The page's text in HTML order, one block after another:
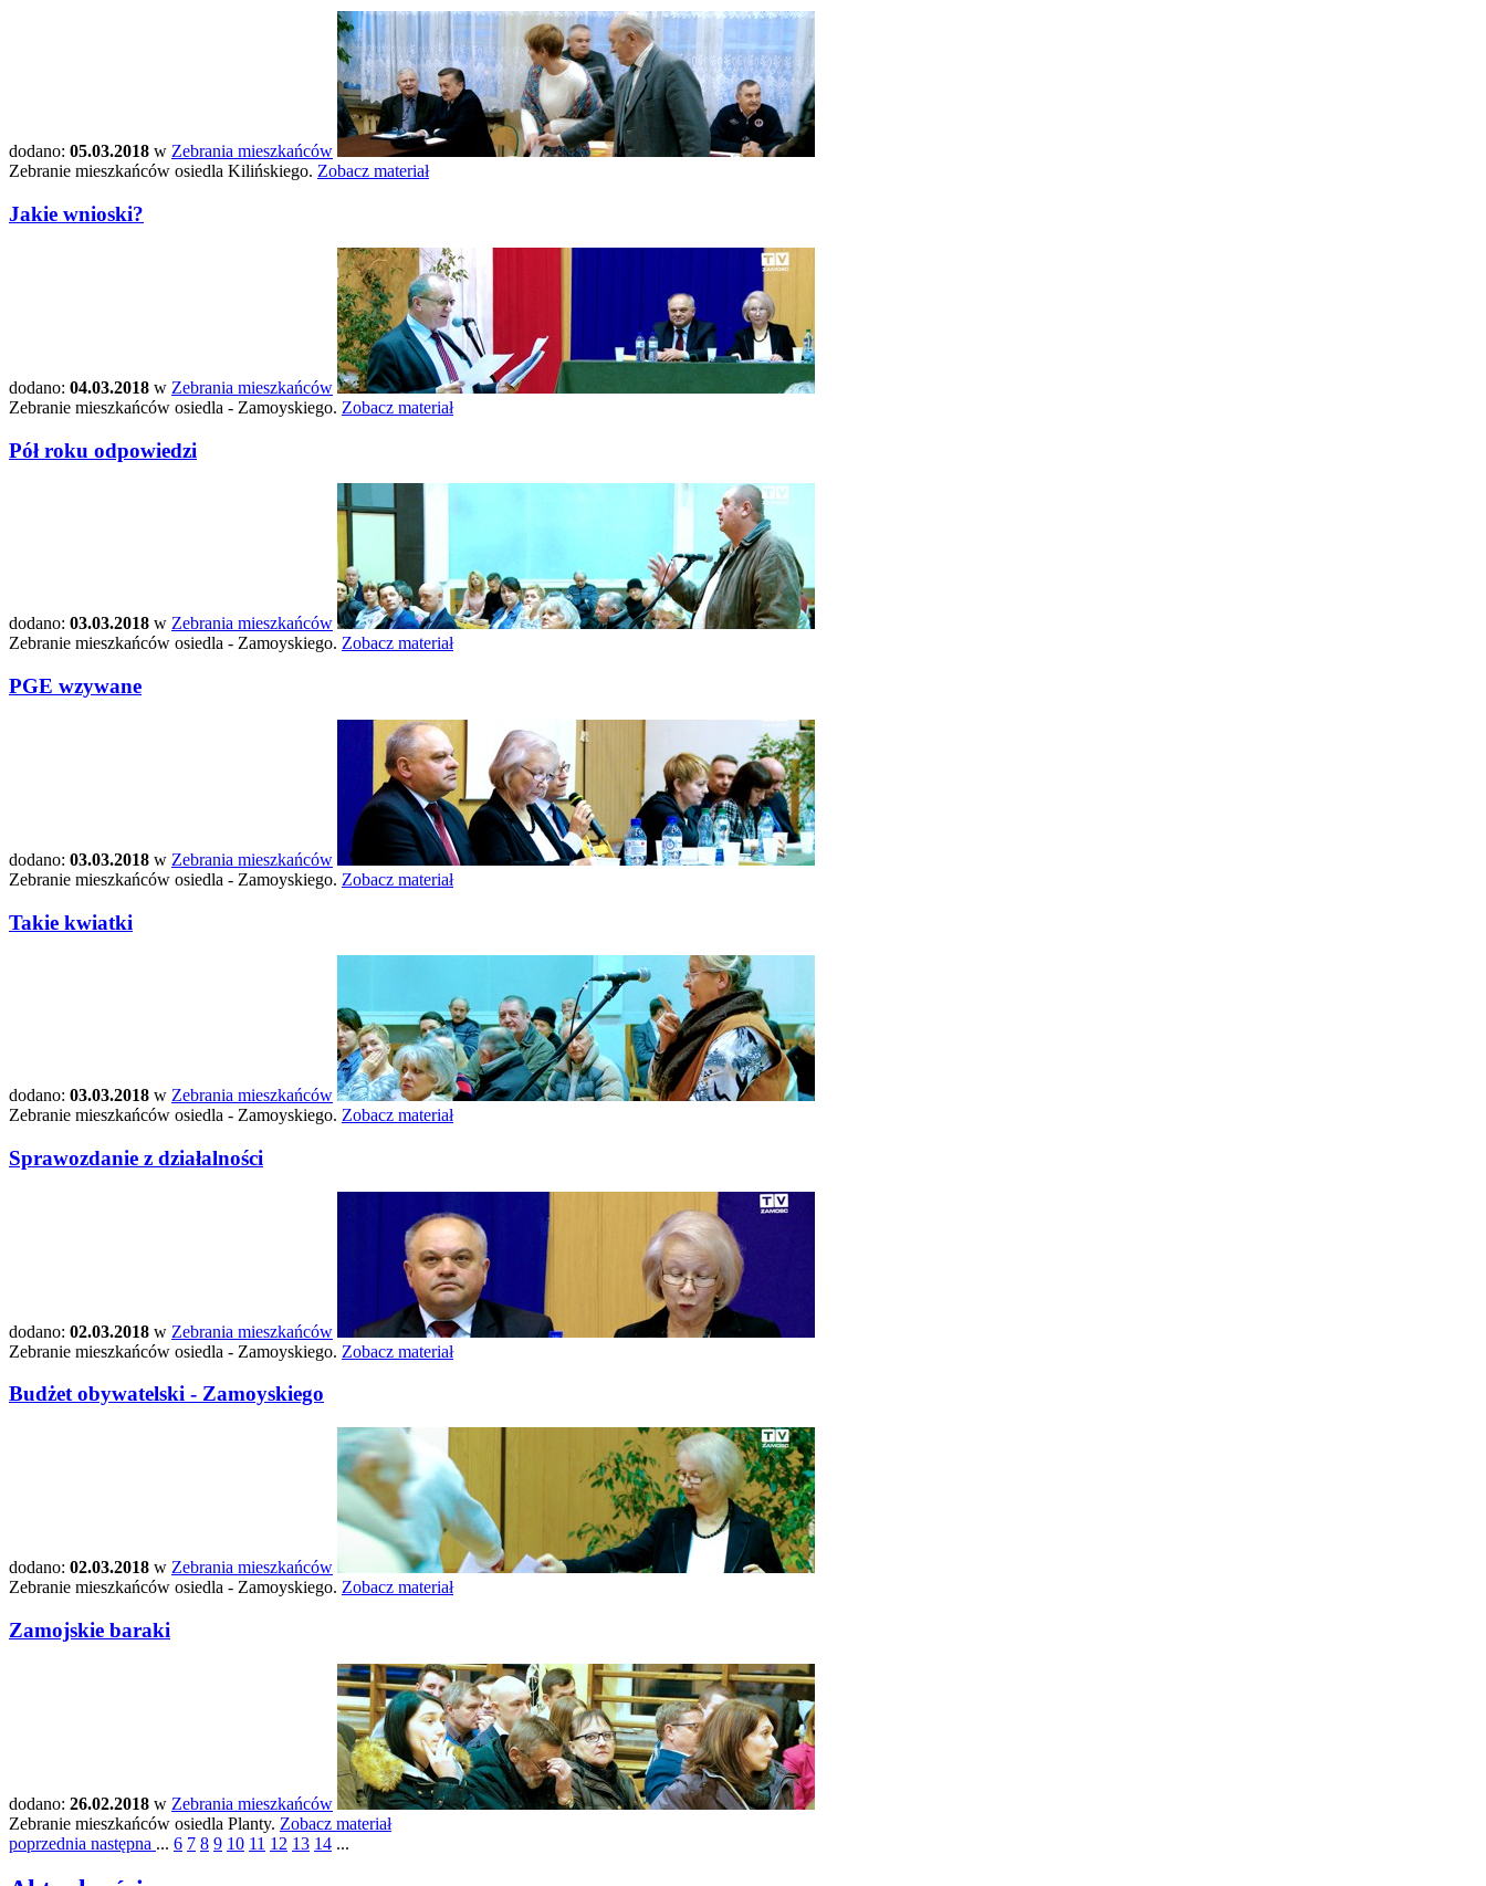
dodano: 05.03.2018 w Zebrania mieszkańców
Zebranie mieszkańców osiedla Kilińskiego. Zobacz materiał
Jakie wnioski?
dodano: 04.03.2018 w Zebrania mieszkańców
Zebranie mieszkańców osiedla - Zamoyskiego. Zobacz materiał
Pół roku odpowiedzi
dodano: 03.03.2018 w Zebrania mieszkańców
Zebranie mieszkańców osiedla - Zamoyskiego. Zobacz materiał
PGE wzywane
dodano: 03.03.2018 w Zebrania mieszkańców
Zebranie mieszkańców osiedla - Zamoyskiego. Zobacz materiał
Takie kwiatki
dodano: 03.03.2018 w Zebrania mieszkańców
Zebranie mieszkańców osiedla - Zamoyskiego. Zobacz materiał
Sprawozdanie z działalności
dodano: 02.03.2018 w Zebrania mieszkańców
Zebranie mieszkańców osiedla - Zamoyskiego. Zobacz materiał
Budżet obywatelski - Zamoyskiego
dodano: 02.03.2018 w Zebrania mieszkańców
Zebranie mieszkańców osiedla - Zamoyskiego. Zobacz materiał
Zamojskie baraki
dodano: 26.02.2018 w Zebrania mieszkańców
Zebranie mieszkańców osiedla Planty. Zobacz materiał
poprzednia następna ... 6 7 8 9 10 11 12 13 14 ...